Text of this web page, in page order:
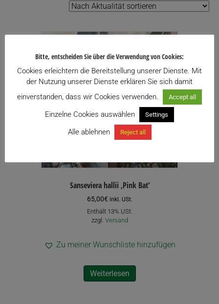
Sanseviera hallii ‚Pink Bat‘
65,00€ inkl. USt.
Enthält 13% USt.
zzgl. Versand
Zu meiner Wunschliste hinzufügen
Weiterlesen
Bitte, entscheiden Sie über die Verwendung von Cookies:
Cookies erleichtern die Bereitstellung unserer Dienste. Mit
der Nutzung unserer Dienste erklären Sie sich damit
einverstanden, dass wir Cookies verwenden.
Accept all
Einzelne Cookies auswählen Settings
Alle ablehnen Reject all